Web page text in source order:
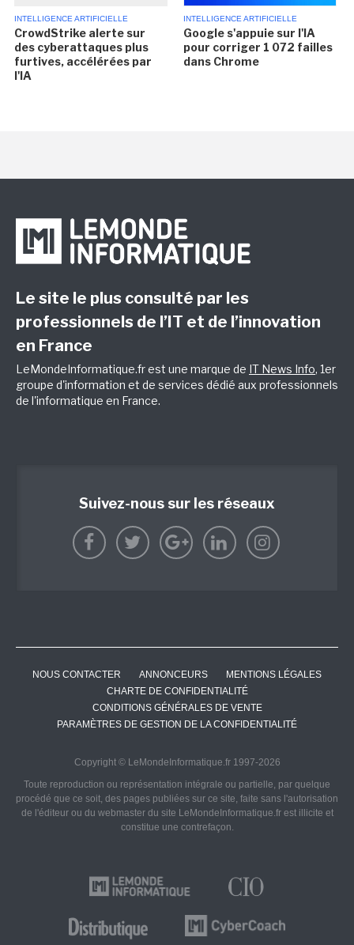
INTELLIGENCE ARTIFICIELLE
CrowdStrike alerte sur
des cyberattaques plus
furtives, accélérées par
l'IA
INTELLIGENCE ARTIFICIELLE
Google s'appuie sur l'IA
pour corriger 1 072 failles
dans Chrome
Le site le plus consulté par les
professionnels de l’IT et de l’innovation
en France
LeMondeInformatique.fr est une marque de IT News Info, 1er
groupe d'information et de services dédié aux professionnels
de l'informatique en France.
Suivez-nous sur les réseaux
NOUS CONTACTER ANNONCEURS
MENTIONS LÉGALES
CHARTE DE CONFIDENTIALITÉ
CONDITIONS GÉNÉRALES DE VENTE
PARAMÈTRES DE GESTION DE LA CONFIDENTIALITÉ
Copyright © LeMondeInformatique.fr 1997-2026
Toute reproduction ou représentation intégrale ou partielle, par quelque
procédé que ce soit, des pages publiées sur ce site, faite sans l'autorisation
de l'éditeur ou du webmaster du site LeMondeInformatique.fr est illicite et
constitue une contrefaçon.